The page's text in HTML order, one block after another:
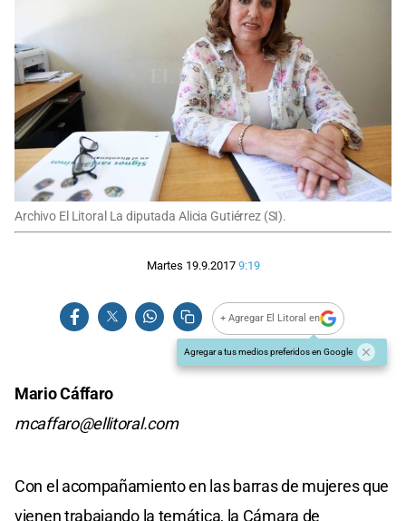
Archivo El Litoral La diputada Alicia Gutiérrez (SI).
Martes 19.9.2017 9:19
+ Agregar El Litoral en
Agregar a tus medios preferidos en Google
Mario Cáffaro
mcaffaro@ellitoral.com
Con el acompañamiento en las barras de mujeres que
vienen trabajando la temática, la Cámara de